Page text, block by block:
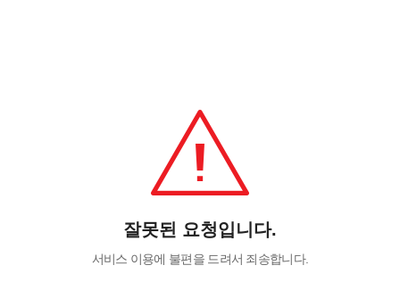
잘못된 요청입니다.
서비스 이용에 불편을 드려서 죄송합니다.